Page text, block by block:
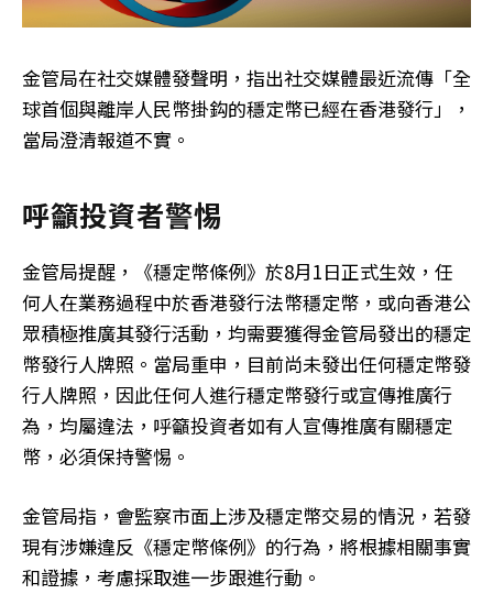
金管局在社交媒體發聲明，指出社交媒體最近流傳「全
球首個與離岸人民幣掛鈎的穩定幣已經在香港發行」，
當局澄清報道不實。
呼籲投資者警惕
金管局提醒，《穩定幣條例》於8月1日正式生效，任
何人在業務過程中於香港發行法幣穩定幣，或向香港公
眾積極推廣其發行活動，均需要獲得金管局發出的穩定
幣發行人牌照。當局重申，目前尚未發出任何穩定幣發
行人牌照，因此任何人進行穩定幣發行或宣傳推廣行
為，均屬違法，呼籲投資者如有人宣傳推廣有關穩定
幣，必須保持警惕。
金管局指，會監察市面上涉及穩定幣交易的情況，若發
現有涉嫌違反《穩定幣條例》的行為，將根據相關事實
和證據，考慮採取進一步跟進行動。